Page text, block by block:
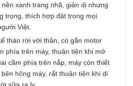
xanh trang nhã, giản dị nhưng
trọng, thích hợp đặt trong mọi
Việt.
tháo rời với thân, có gắn motor
phía trên máy, thuận tiện khi mở
cầm phía trên nắp, máy còn thiết
hông máy, rất thuận tiện khi di